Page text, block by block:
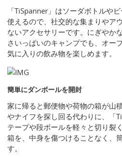
「TiSpanner」はソーダボトルや
使えるので、社交的な集まりやア
ないアクセサリーです。にぎやか
さいっぱいのキャンプでも、オー
気に入りの飲み物を楽しめます。
簡単にダンボールを開封
家に帰ると郵便物や荷物の箱が山
やナイフを探し回る代わりに、「
テープや段ボールを軽々と切り裂
箱を、中身を傷つけることなく、
す。